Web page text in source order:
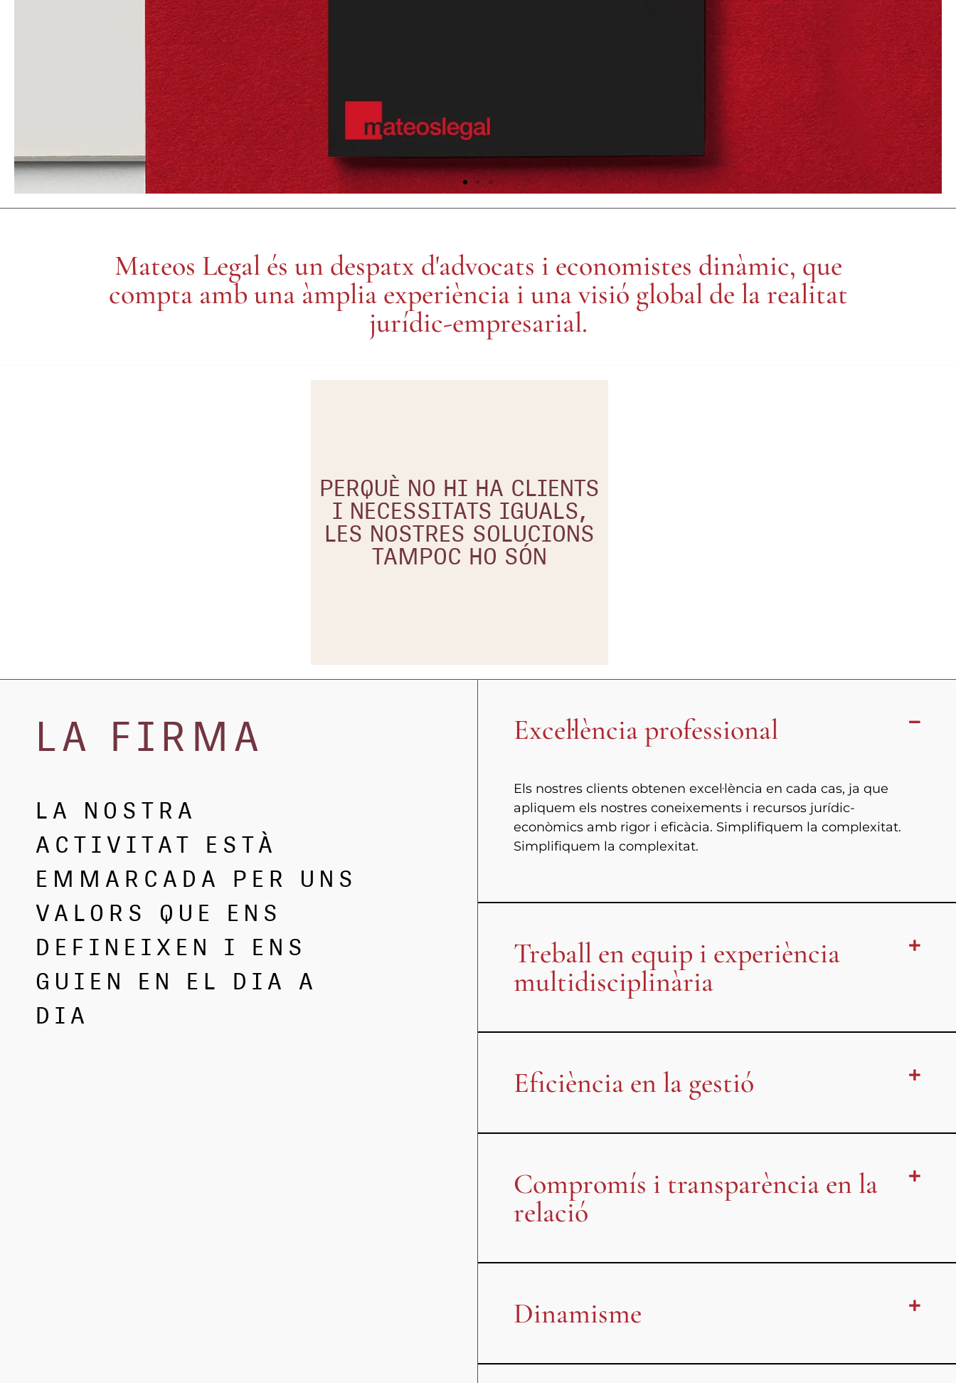
TREBALL EN EQUIP
I EXPERIÈNCIA
MULTIDISCIPLINAR
Mateos Legal és un despatx d'advocats i economistes dinàmic, que
compta amb una àmplia experiència i una visió global de la realitat
jurídic-empresarial.
PERQUÈ NO HI HA CLIENTS
I NECESSITATS IGUALS,
LES NOSTRES SOLUCIONS
TAMPOC HO SÓN
LA FIRMA
LA NOSTRA
ACTIVITAT ESTÀ
EMMARCADA PER UNS
VALORS QUE ENS
DEFINEIXEN I ENS
GUIEN EN EL DIA A
DIA
Excel·lència professional
Els nostres clients obtenen excel·lència en cada cas, ja que
apliquem els nostres coneixements i recursos jurídic-
econòmics amb rigor i eficàcia. Simplifiquem la complexitat.
Simplifiquem la complexitat.
Treball en equip i experiència
multidisciplinària
Eficiència en la gestió
Compromís i transparència en la
relació
Dinamisme